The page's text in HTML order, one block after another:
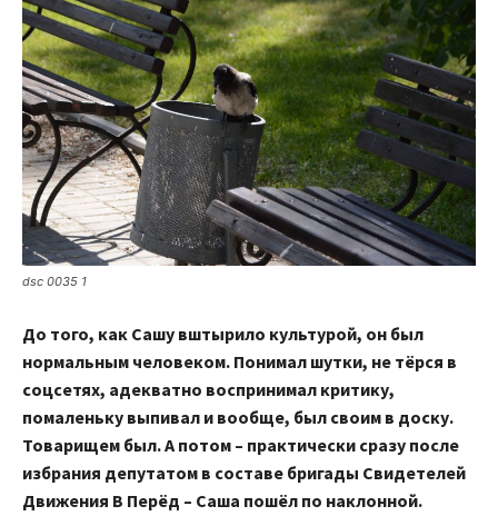
dsc 0035 1
До того, как Сашу вштырило культурой, он был
нормальным человеком. Понимал шутки, не тёрся в
соцсетях, адекватно воспринимал критику,
помаленьку выпивал и вообще, был своим в доску.
Товарищем был. А потом – практически сразу после
избрания депутатом в составе бригады Свидетелей
Движения В Перёд – Саша пошёл по наклонной.